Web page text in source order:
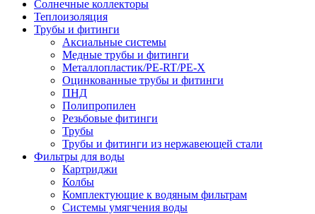
Солнечные коллекторы
Теплоизоляция
Трубы и фитинги
Аксиальные системы
Медные трубы и фитинги
Металлопластик/PE-RT/PE-X
Оцинкованные трубы и фитинги
ПНД
Полипропилен
Резьбовые фитинги
Трубы
Трубы и фитинги из нержавеющей стали
Фильтры для воды
Картриджи
Колбы
Комплектующие к водяным фильтрам
Системы умягчения воды